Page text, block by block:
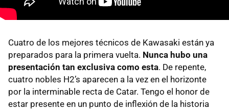
Cuatro de los mejores técnicos de Kawasaki están ya
preparados para la primera vuelta. Nunca hubo una
presentación tan exclusiva como esta. De repente,
cuatro nobles H2’s aparecen a la vez en el horizonte
por la interminable recta de Catar. Tengo el honor de
estar presente en un punto de inflexión de la historia